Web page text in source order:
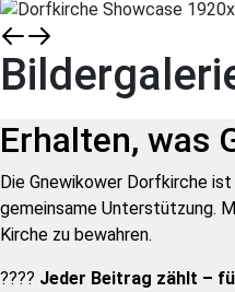
Erhalten, was
Die Gnewikower Dorfkirche
gemeinsame Unterstützung.
Kirche zu bewahren.
???? Jeder Beitrag zählt –